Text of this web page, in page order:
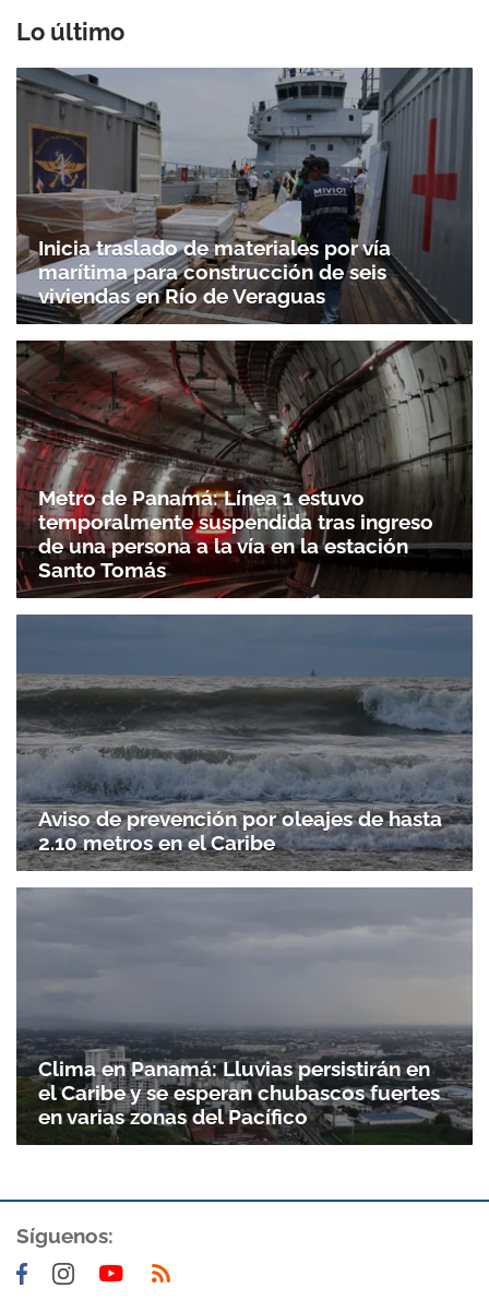
Lo último
Inicia traslado de materiales por vía
marítima para construcción de seis
viviendas en Río de Veraguas
Metro de Panamá: Línea 1 estuvo
temporalmente suspendida tras ingreso
de una persona a la vía en la estación
Santo Tomás
Aviso de prevención por oleajes de hasta
2.10 metros en el Caribe
Clima en Panamá: Lluvias persistirán en
el Caribe y se esperan chubascos fuertes
en varias zonas del Pacífico
Síguenos: